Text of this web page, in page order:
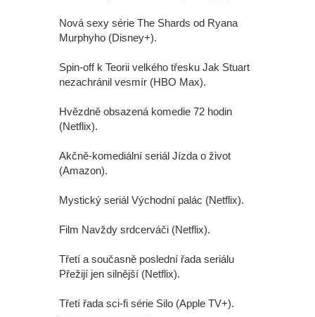
Nová sexy série The Shards od Ryana
Murphyho (Disney+).
Spin-off k Teorii velkého třesku Jak Stuart
nezachránil vesmír (HBO Max).
Hvězdně obsazená komedie 72 hodin
(Netflix).
Akčně-komediální seriál Jízda o život
(Amazon).
Mystický seriál Východní palác (Netflix).
Film Navždy srdcerváči (Netflix).
Třetí a současně poslední řada seriálu
Přežijí jen silnější (Netflix).
Třetí řada sci-fi série Silo (Apple TV+).